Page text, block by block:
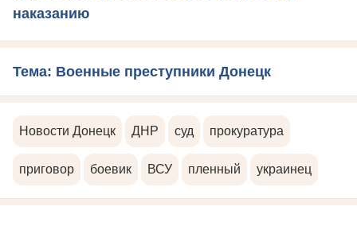
наказанию
Тема: Военные преступники Донецк
Новости Донецк ДНР суд прокуратура
приговор боевик ВСУ пленный украинец